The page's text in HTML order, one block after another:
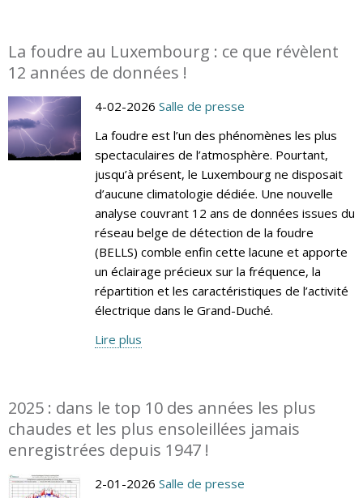
La foudre au Luxembourg : ce que révèlent
12 années de données !
4-02-2026 Salle de presse
La foudre est l’un des phénomènes les plus
spectaculaires de l’atmosphère. Pourtant,
jusqu’à présent, le Luxembourg ne disposait
d’aucune climatologie dédiée. Une nouvelle
analyse couvrant 12 ans de données issues du
réseau belge de détection de la foudre
(BELLS) comble enfin cette lacune et apporte
un éclairage précieux sur la fréquence, la
répartition et les caractéristiques de l’activité
électrique dans le Grand-Duché.
Lire plus
2025 : dans le top 10 des années les plus
chaudes et les plus ensoleillées jamais
enregistrées depuis 1947 !
2-01-2026 Salle de presse